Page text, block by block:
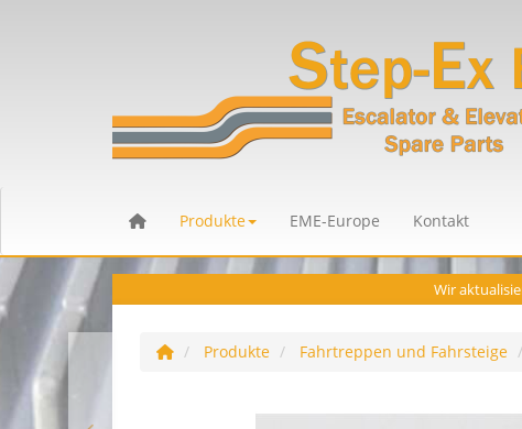
Produkte EME-Europe Kontakt
Wir
Produkte Fahrtreppen und Fahrsteige